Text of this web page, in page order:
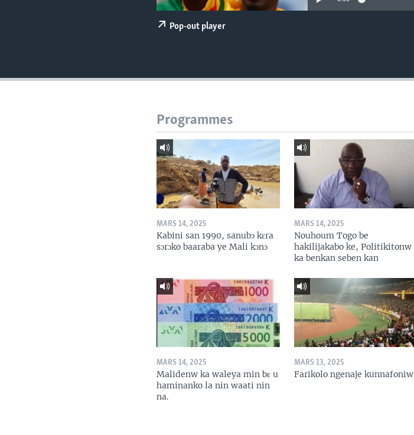
Pop-out player
Programmes
MARS 14, 2025
Kabini san 1990, sanubɔ kɛra
sɔrɔko baaraba ye Mali kɔnɔ
MARS 14, 2025
Nouhoum Togo be
hakilijakabo ke, Politikitonw
ka benkan seben kan
MARS 14, 2025
Malidenw ka waleya min bɛ u
haminanko la nin waati nin
na.
MARS 13, 2025
Farikolo ngenaje kunnafoniw